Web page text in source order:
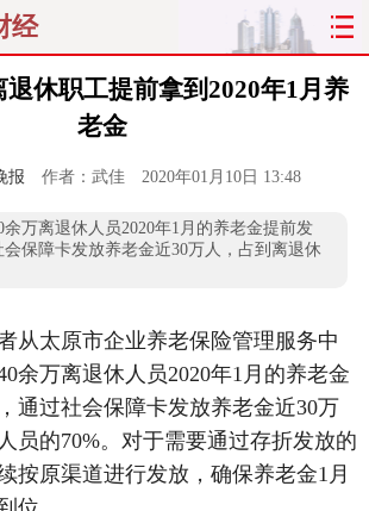
经
退休职工提前拿到2020年1月养
老金
报 作者：武佳 2020年01月10日 13:48
余万离退休人员2020年1月的养老金提前发
保障卡发放养老金近30万人，占到离退休
太原市企业养老保险管理服务中
余万离退休人员2020年1月的养老金
通过社会保障卡发放养老金近30万
员的70%。对于需要通过存折发放的
按原渠道进行发放，确保养老金1月